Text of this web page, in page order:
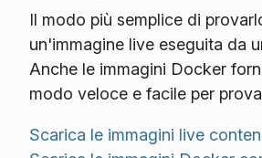
Il modo più semplice di
un'immagine live eseguita da
Anche le immagini Docker
modo veloce e facile per
Scarica le immagini live